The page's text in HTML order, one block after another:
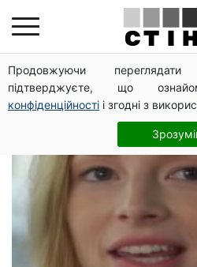
Продовжуючи
підтверджуєте, що
конфіденційності і згодні з
актриса